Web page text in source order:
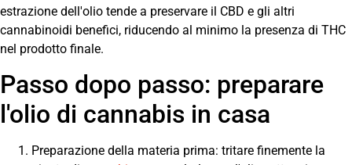
estrazione dell'olio tende a preservare il CBD e gli altri
cannabinoidi benefici, riducendo al minimo la presenza di THC
nel prodotto finale.
Passo dopo passo: preparare
l'olio di cannabis in casa
Preparazione della materia prima: tritare finemente la